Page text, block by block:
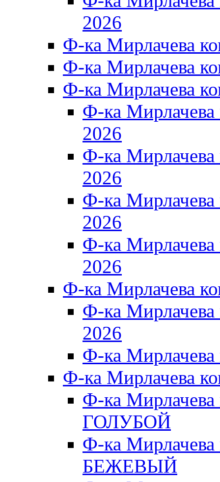
2026
Ф-ка Мирлачева
Ф-ка Мирлачева
Ф-ка Мирлачева
Ф-ка
2026
Ф-ка
2026
Ф-ка
2026
Ф-ка
2026
Ф-ка Мирлачева
Ф-ка
2026
Ф-ка
Ф-ка Мирлачева
Ф-ка
ГОЛУБОЙ
Ф-ка
БЕЖЕВЫЙ